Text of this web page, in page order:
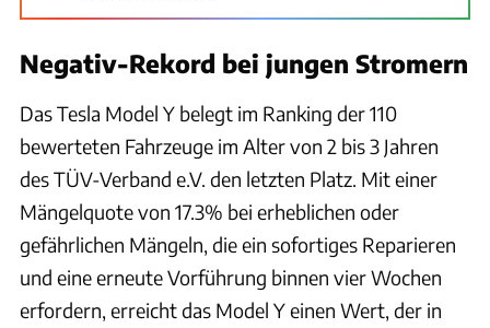
Negativ-Rekord bei jungen Stromern
Das Tesla Model Y belegt im Ranking der 110
bewerteten Fahrzeuge im Alter von 2 bis 3 Jahren
des TÜV-Verband e.V. den letzten Platz. Mit einer
Mängelquote von 17.3% bei erheblichen oder
gefährlichen Mängeln, die ein sofortiges Reparieren
und eine erneute Vorführung binnen vier Wochen
erfordern, erreicht das Model Y einen Wert, der in